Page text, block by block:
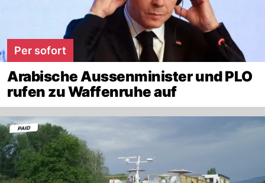
Per sofort
Arabische Aussenminister und PLO
rufen zu Waffenruhe auf